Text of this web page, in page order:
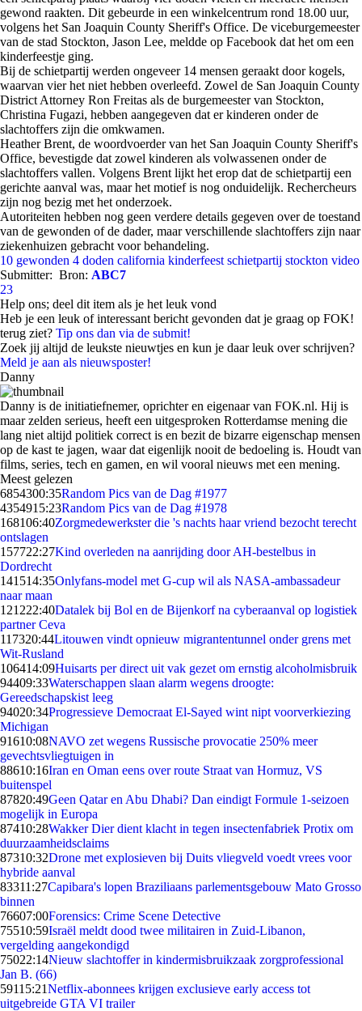
gewond raakten. Dit gebeurde in een winkelcentrum rond 18.00 uur,
volgens het San Joaquin County Sheriff's Office. De viceburgemeester
van de stad Stockton, Jason Lee, meldde op Facebook dat het om een
kinderfeestje ging.
Bij de schietpartij werden ongeveer 14 mensen geraakt door kogels,
waarvan vier het niet hebben overleefd. Zowel de San Joaquin County
District Attorney Ron Freitas als de burgemeester van Stockton,
Christina Fugazi, hebben aangegeven dat er kinderen onder de
slachtoffers zijn die omkwamen.
Heather Brent, de woordvoerder van het San Joaquin County Sheriff's
Office, bevestigde dat zowel kinderen als volwassenen onder de
slachtoffers vallen. Volgens Brent lijkt het erop dat de schietpartij een
gerichte aanval was, maar het motief is nog onduidelijk. Rechercheurs
zijn nog bezig met het onderzoek.
Autoriteiten hebben nog geen verdere details gegeven over de toestand
van de gewonden of de dader, maar verschillende slachtoffers zijn naar
ziekenhuizen gebracht voor behandeling.
10 gewonden 4 doden california kinderfeest schietpartij stockton video
Submitter: Bron: ABC7
23
Help ons; deel dit item als je het leuk vond
Heb je een leuk of interessant bericht gevonden dat je graag op FOK!
terug ziet? Tip ons dan via de submit!
Zoek jij altijd de leukste nieuwtjes en kun je daar leuk over schrijven?
Meld je aan als nieuwsposter!
Danny
Danny is de initiatiefnemer, oprichter en eigenaar van FOK.nl. Hij is
maar zelden serieus, heeft een uitgesproken Rotterdamse mening die
lang niet altijd politiek correct is en bezit de bizarre eigenschap mensen
op de kast te jagen, waar dat eigenlijk nooit de bedoeling is. Houdt van
films, series, tech en gamen, en wil vooral nieuws met een mening.
Meest gelezen
6854300:35Random Pics van de Dag #1977
4354915:23Random Pics van de Dag #1978
168106:40Zorgmedewerkster die 's nachts haar vriend bezocht terecht
ontslagen
157722:27Kind overleden na aanrijding door AH-bestelbus in
Dordrecht
141514:35Onlyfans-model met G-cup wil als NASA-ambassadeur
naar maan
121222:40Datalek bij Bol en de Bijenkorf na cyberaanval op logistiek
partner Ceva
117320:44Litouwen vindt opnieuw migrantentunnel onder grens met
Wit-Rusland
106414:09Huisarts per direct uit vak gezet om ernstig alcoholmisbruik
94409:33Waterschappen slaan alarm wegens droogte:
Gereedschapskist leeg
94020:34Progressieve Democraat El-Sayed wint nipt voorverkiezing
Michigan
91610:08NAVO zet wegens Russische provocatie 250% meer
gevechtsvliegtuigen in
88610:16Iran en Oman eens over route Straat van Hormuz, VS
buitenspel
87820:49Geen Qatar en Abu Dhabi? Dan eindigt Formule 1-seizoen
mogelijk in Europa
87410:28Wakker Dier dient klacht in tegen insectenfabriek Protix om
duurzaamheidsclaims
87310:32Drone met explosieven bij Duits vliegveld voedt vrees voor
hybride aanval
83311:27Capibara's lopen Braziliaans parlementsgebouw Mato Grosso
binnen
76607:00Forensics: Crime Scene Detective
75510:59Israël meldt dood twee militairen in Zuid-Libanon,
vergelding aangekondigd
75022:14Nieuw slachtoffer in kindermisbruikzaak zorgprofessional
Jan B. (66)
59115:21Netflix-abonnees krijgen exclusieve early access tot
uitgebreide GTA VI trailer